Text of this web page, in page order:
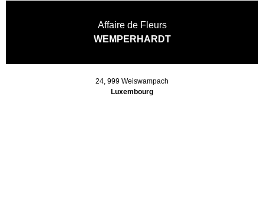
Affaire de Fleurs
WEMPERHARDT
24, 999 Weiswampach
Luxembourg